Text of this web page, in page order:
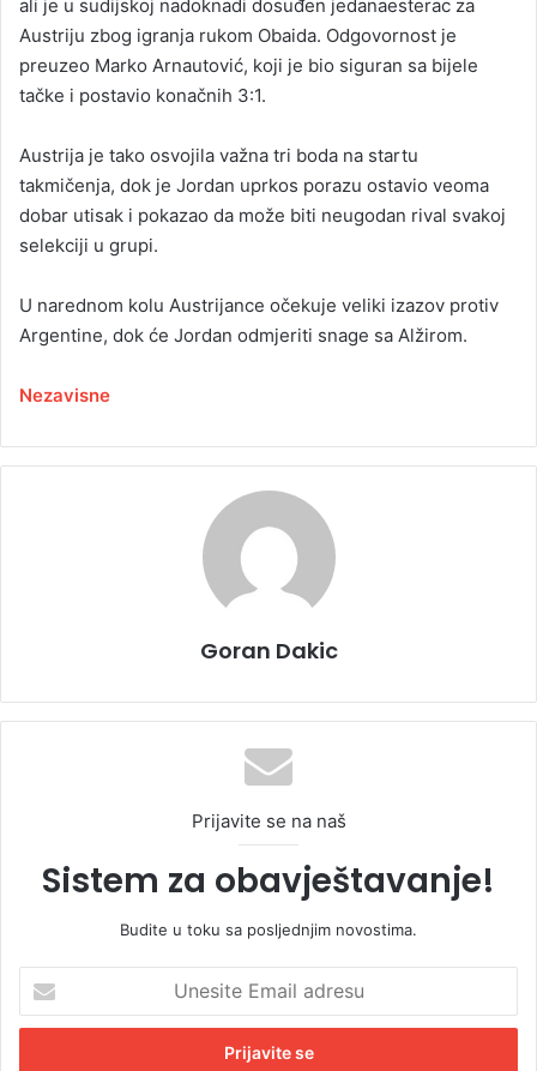
ali je u sudijskoj nadoknadi dosuđen jedanaesterac za
Austriju zbog igranja rukom Obaida. Odgovornost je
preuzeo Marko Arnautović, koji je bio siguran sa bijele
tačke i postavio konačnih 3:1.
Austrija je tako osvojila važna tri boda na startu
takmičenja, dok je Jordan uprkos porazu ostavio veoma
dobar utisak i pokazao da može biti neugodan rival svakoj
selekciji u grupi.
U narednom kolu Austrijance očekuje veliki izazov protiv
Argentine, dok će Jordan odmjeriti snage sa Alžirom.
Nezavisne
Goran Dakic
Prijavite se na naš
Sistem za obavještavanje!
Budite u toku sa posljednjim novostima.
e